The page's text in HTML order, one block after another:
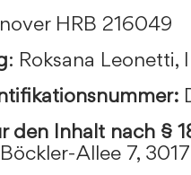
HRB 216049
: Roksana Leonetti,
den Inhalt nach §
Allee 7,